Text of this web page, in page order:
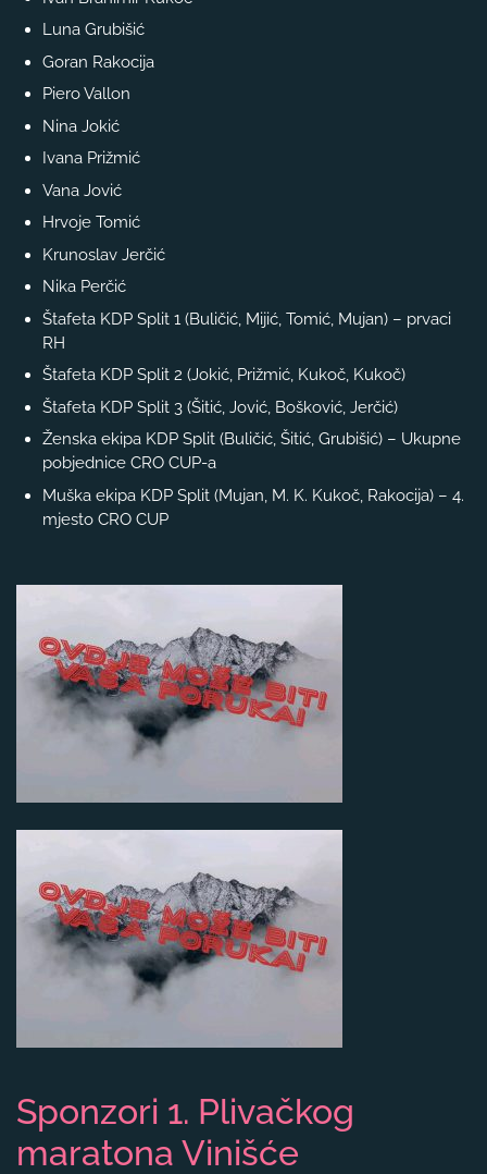
Luna Grubišić
Goran Rakocija
Piero Vallon
Nina Jokić
Ivana Prižmić
Vana Jović
Hrvoje Tomić
Krunoslav Jerčić
Nika Perčić
Štafeta KDP Split 1 (Buličić, Mijić, Tomić, Mujan) – prvaci
RH
Štafeta KDP Split 2 (Jokić, Prižmić, Kukoč, Kukoč)
Štafeta KDP Split 3 (Šitić, Jović, Bošković, Jerčić)
Ženska ekipa KDP Split (Buličić, Šitić, Grubišić) – Ukupne
pobjednice CRO CUP-a
Muška ekipa KDP Split (Mujan, M. K. Kukoč, Rakocija) – 4.
mjesto CRO CUP
Sponzori 1. Plivačkog
maratona Vinišće